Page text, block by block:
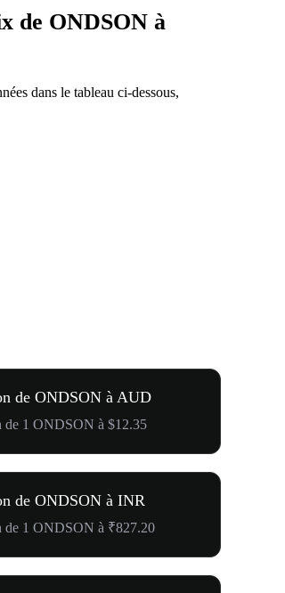
de ONDSON à
dans le tableau ci-dessous,
de ONDSON à AUD
de 1 ONDSON à $12.35
de ONDSON à INR
de 1 ONDSON à ₹827.20